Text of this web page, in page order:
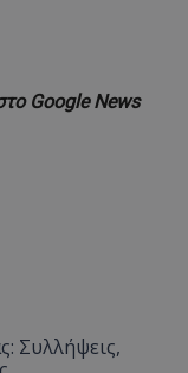
Google News
Συλλήψεις,